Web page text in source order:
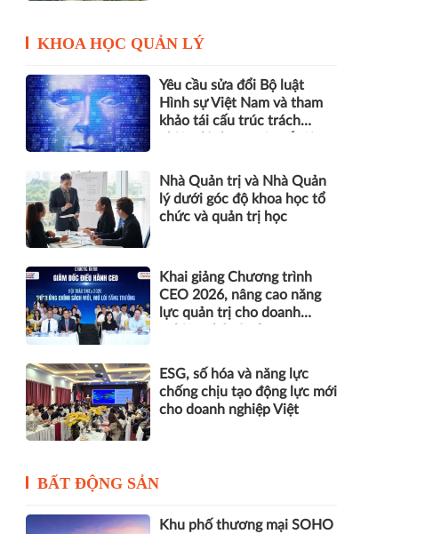
KHOA HỌC QUẢN LÝ
Yêu cầu sửa đổi Bộ luật
Hình sự Việt Nam và tham
khảo tái cấu trúc trách
nhân tạo
Nhà Quản trị và Nhà Quản
lý dưới góc độ khoa học tổ
chức và quản trị học
Khai giảng Chương trình
CEO 2026, nâng cao năng
lực quản trị cho doanh
ESG, số hóa và năng lực
chống chịu tạo động lực mới
cho doanh nghiệp Việt
BẤT ĐỘNG SẢN
Khu phố thương mại SOHO